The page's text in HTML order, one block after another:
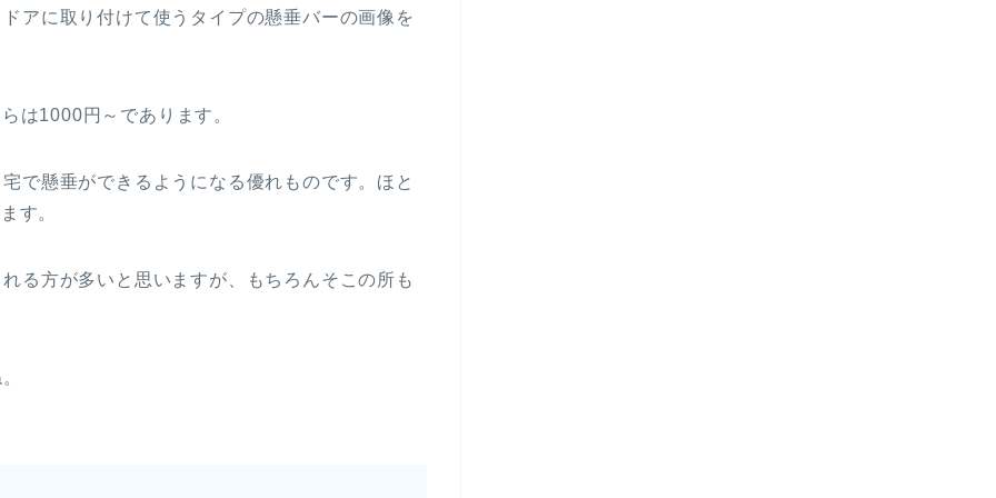
アに取り付けて使うタイプの懸垂バーの画像を
は1000円～であります。
で懸垂ができるようになる優れものです。ほと
す。
る方が多いと思いますが、もちろんそこの所も